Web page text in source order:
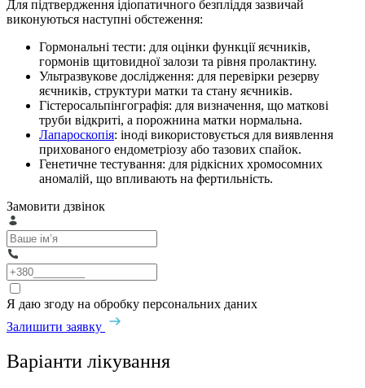
Для підтвердження ідіопатичного безпліддя зазвичай
виконуються наступні обстеження:
Гормональні тести: для оцінки функції яєчників,
гормонів щитовидної залози та рівня пролактину.
Ультразвукове дослідження: для перевірки резерву
яєчників, структури матки та стану яєчників.
Гістеросальпінгографія: для визначення, що маткові
труби відкриті, а порожнина матки нормальна.
Лапароскопія: іноді використовується для виявлення
прихованого ендометріозу або тазових спайок.
Генетичне тестування: для рідкісних хромосомних
аномалій, що впливають на фертильність.
Замовити дзвінок
Я даю згоду на обробку персональних даних
Залишити заявку
Варіанти лікування